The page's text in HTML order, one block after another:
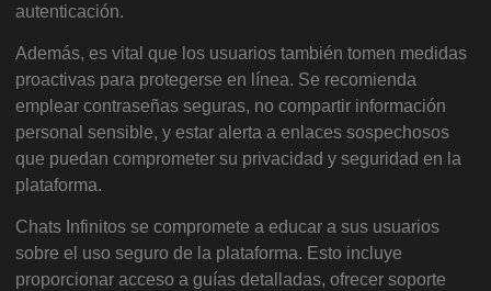
autenticación.
Además, es vital que los usuarios también tomen medidas
proactivas para protegerse en línea. Se recomienda
emplear contraseñas seguras, no compartir información
personal sensible, y estar alerta a enlaces sospechosos
que puedan comprometer su privacidad y seguridad en la
plataforma.
Chats Infinitos se compromete a educar a sus usuarios
sobre el uso seguro de la plataforma. Esto incluye
proporcionar acceso a guías detalladas, ofrecer soporte